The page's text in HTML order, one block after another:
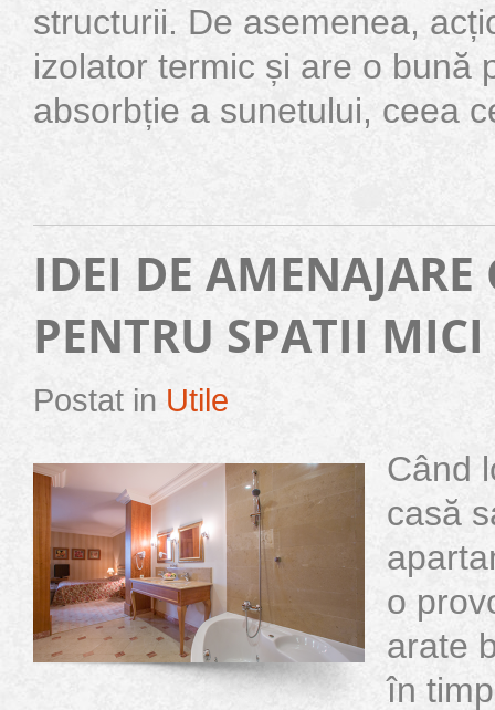
structurii. De asemenea,
izolator termic și are o bună
absorbție a sunetului, ceea
IDEI DE
PENTRU SPATII MICI
Postat in Utile
Când
casă
o
arate
în